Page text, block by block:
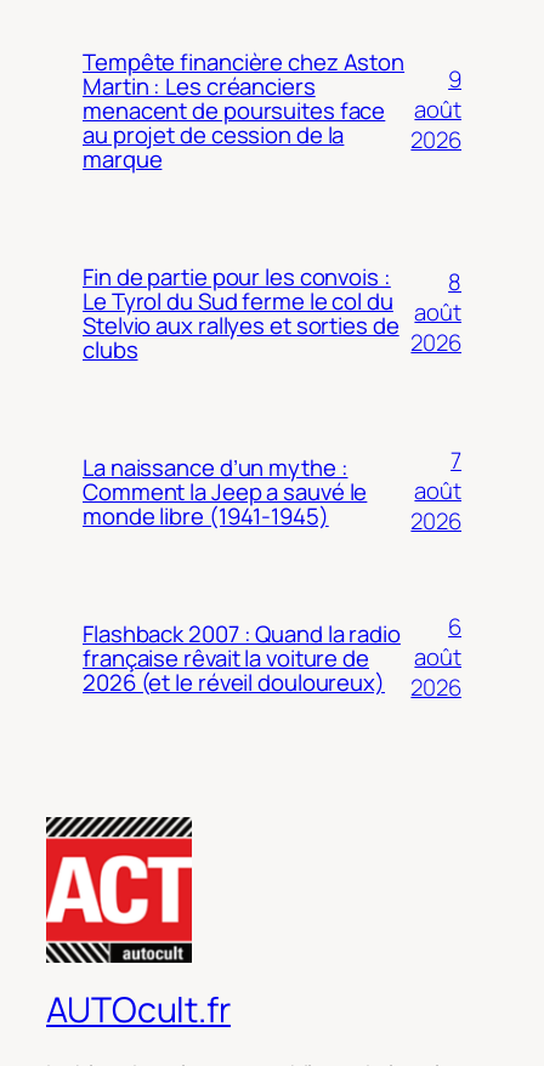
Tempête financière chez Aston
Martin : Les créanciers
menacent de poursuites face
au projet de cession de la
marque
9
août
2026
Fin de partie pour les convois :
Le Tyrol du Sud ferme le col du
Stelvio aux rallyes et sorties de
clubs
8
août
2026
La naissance d’un mythe :
Comment la Jeep a sauvé le
monde libre (1941-1945)
7
août
2026
Flashback 2007 : Quand la radio
française rêvait la voiture de
2026 (et le réveil douloureux)
6
août
2026
AUTOcult.fr